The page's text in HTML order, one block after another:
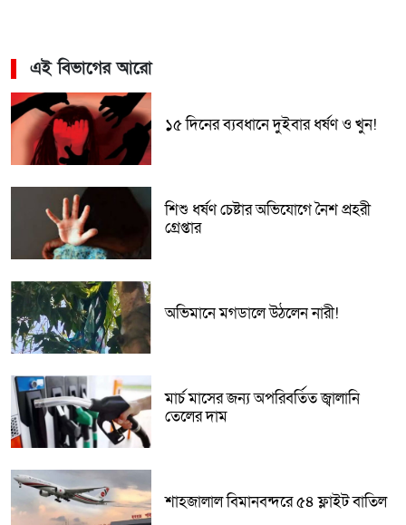
এই বিভাগের আরো
১৫ দিনের ব্যবধানে দুইবার ধর্ষণ ও খুন!
শিশু ধর্ষণ চেষ্টার অভিযোগে নৈশ প্রহরী
গ্রেপ্তার
অভিমানে মগডালে উঠলেন নারী!
মার্চ মাসের জন্য অপরিবর্তিত জ্বালানি
তেলের দাম
শাহজালাল বিমানবন্দরে ৫৪ ফ্লাইট বাতিল